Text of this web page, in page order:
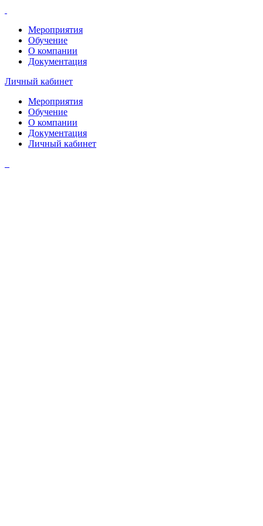
Мероприятия
Обучение
О компании
Документация
Личный кабинет
Мероприятия
Обучение
О компании
Документация
Личный кабинет